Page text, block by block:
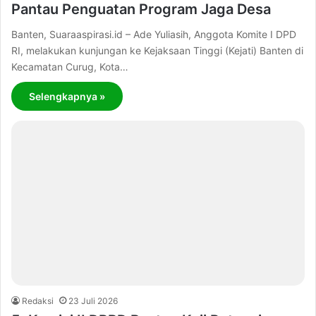
Pantau Penguatan Program Jaga Desa
Banten, Suaraaspirasi.id – Ade Yuliasih, Anggota Komite I DPD
RI, melakukan kunjungan ke Kejaksaan Tinggi (Kejati) Banten di
Kecamatan Curug, Kota…
Selengkapnya »
Redaksi 23 Juli 2026